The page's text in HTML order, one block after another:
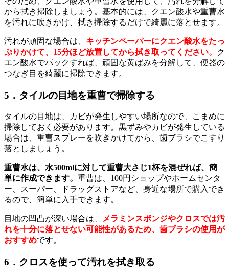
から拭き掃除しましょう。基本的には、クエン酸水や重曹水
を汚れに吹きかけ、拭き掃除するだけで綺麗に落とせます。
汚れが頑固な場合は、 キッチンペーパーにクエン酸水をたっ
ぷりかけて、15分ほど放置してから拭き取ってください。
ク
エン酸水でパックすれば、頑固な黄ばみを分解して、便器の
つなぎ目を綺麗に掃除できます。
5．タイルの目地を重曹で掃除する
タイルの目地は、カビが発生しやすい場所なので、こまめに
掃除しておく必要があります。黒ずみやカビが発生している
場合は、重曹スプレーを吹きかけてから、歯ブラシでこすり
落としましょう。
重曹水は、水500mlに対して重曹大さじ1杯を混ぜれば、簡
単に作成できます。 重曹は、100円ショップやホームセンタ
ー、スーパー、ドラッグストアなど、身近な場所で購入でき
るので、簡単に入手できます。
目地の凹凸が深い場合は、
メラミンスポンジやクロスでは汚
れを十分に落とせない可能性があるため、歯ブラシの使用が
おすすめです。
6．クロスを使って汚れを拭き取る